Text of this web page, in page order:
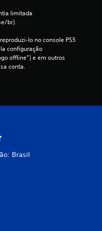
limitada
br).
lo no console PS5
configuração
offline”) e em outros
conta.
Brasil